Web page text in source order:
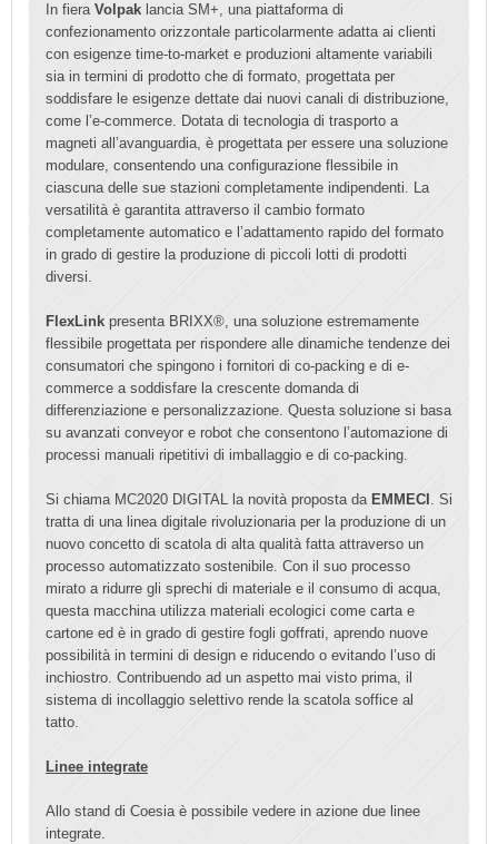
In fiera Volpak lancia SM+, una piattaforma di
confezionamento orizzontale particolarmente adatta ai clienti
con esigenze time-to-market e produzioni altamente variabili
sia in termini di prodotto che di formato, progettata per
soddisfare le esigenze dettate dai nuovi canali di distribuzione,
come l’e-commerce. Dotata di tecnologia di trasporto a
magneti all’avanguardia, è progettata per essere una soluzione
modulare, consentendo una configurazione flessibile in
ciascuna delle sue stazioni completamente indipendenti. La
versatilità è garantita attraverso il cambio formato
completamente automatico e l’adattamento rapido del formato
in grado di gestire la produzione di piccoli lotti di prodotti
diversi.
FlexLink presenta BRIXX®, una soluzione estremamente
flessibile progettata per rispondere alle dinamiche tendenze dei
consumatori che spingono i fornitori di co-packing e di e-
commerce a soddisfare la crescente domanda di
differenziazione e personalizzazione. Questa soluzione si basa
su avanzati conveyor e robot che consentono l’automazione di
processi manuali ripetitivi di imballaggio e di co-packing.
Si chiama MC2020 DIGITAL la novità proposta da EMMECI . Si
tratta di una linea digitale rivoluzionaria per la produzione di un
nuovo concetto di scatola di alta qualità fatta attraverso un
processo automatizzato sostenibile. Con il suo processo
mirato a ridurre gli sprechi di materiale e il consumo di acqua,
questa macchina utilizza materiali ecologici come carta e
cartone ed è in grado di gestire fogli goffrati, aprendo nuove
possibilità in termini di design e riducendo o evitando l’uso di
inchiostro. Contribuendo ad un aspetto mai visto prima, il
sistema di incollaggio selettivo rende la scatola soffice al
tatto.
Linee integrate
Allo stand di Coesia è possibile vedere in azione due linee
integrate.